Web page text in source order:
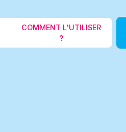
COMMENT L'UTILISER
?